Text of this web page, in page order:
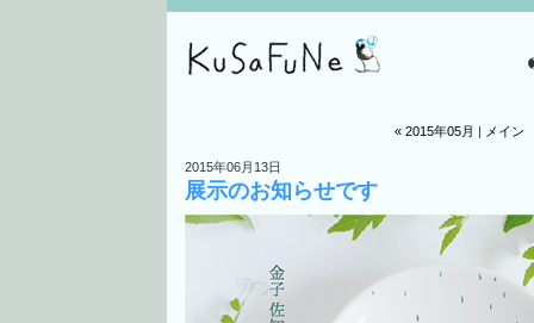
« 2015年05月 | メイン
2015年06月13日
展示のお知らせです